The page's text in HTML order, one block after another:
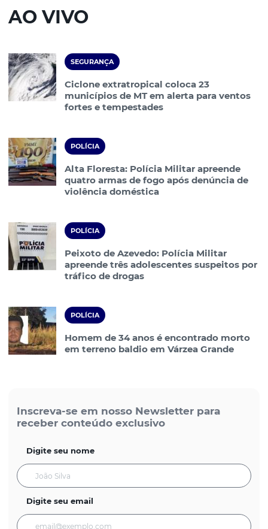
AO VIVO
SEGURANÇA
Ciclone extratropical coloca 23
municípios de MT em alerta para ventos
fortes e tempestades
POLÍCIA
Alta Floresta: Polícia Militar apreende
quatro armas de fogo após denúncia de
violência doméstica
POLÍCIA
Peixoto de Azevedo: Polícia Militar
apreende três adolescentes suspeitos por
tráfico de drogas
POLÍCIA
Homem de 34 anos é encontrado morto
em terreno baldio em Várzea Grande
Inscreva-se em nosso Newsletter para
receber conteúdo exclusivo
Digite seu nome
Digite seu email